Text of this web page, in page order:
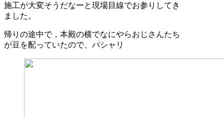
施工が大変そうだなーと現場目線でお参りしてき
ました。
帰りの途中で，本殿の横でなにやらおじさんたち
が豆を配っていたので、パシャリ